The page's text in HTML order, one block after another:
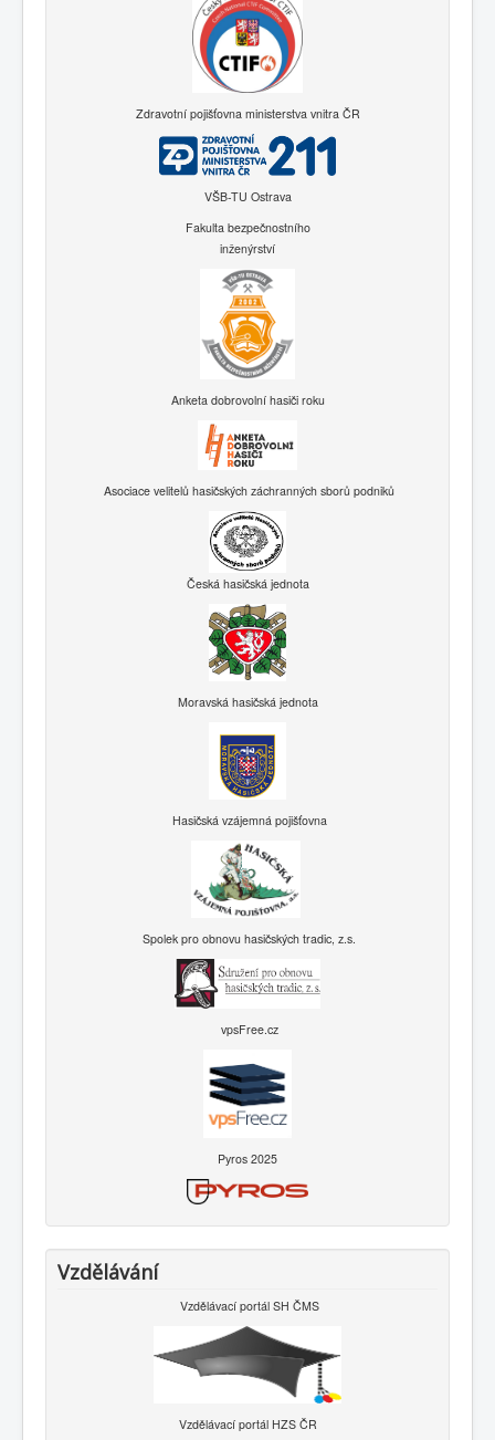
Zdravotní pojišťovna ministerstva vnitra ČR
VŠB-TU Ostrava
Fakulta bezpečnostního
inženýrství
Anketa dobrovolní hasiči roku
Asociace velitelů hasičských záchranných sborů podniků
Česká hasičská jednota
Moravská hasičská jednota
Hasičská vzájemná pojišťovna
Spolek pro obnovu hasičských tradic, z.s.
vpsFree.cz
Pyros 2025
Vzdělávání
Vzdělávací portál SH ČMS
Vzdělávací portál HZS ČR